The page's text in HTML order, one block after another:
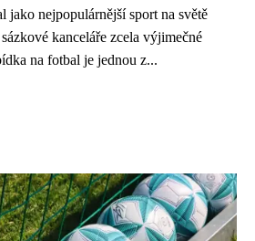
jako nejpopulárnější sport na světě
kanceláře zcela výjimečné
na fotbal je jednou z...